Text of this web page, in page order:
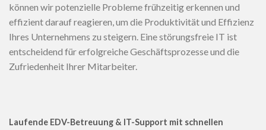
können wir potenzielle Probleme frühzeitig erkennen und
effizient darauf reagieren, um die Produktivität und Effizienz
Ihres Unternehmens zu steigern. Eine störungsfreie IT ist
entscheidend für erfolgreiche Geschäftsprozesse und die
Zufriedenheit Ihrer Mitarbeiter.
Laufende EDV-Betreuung & IT-Support mit schnellen